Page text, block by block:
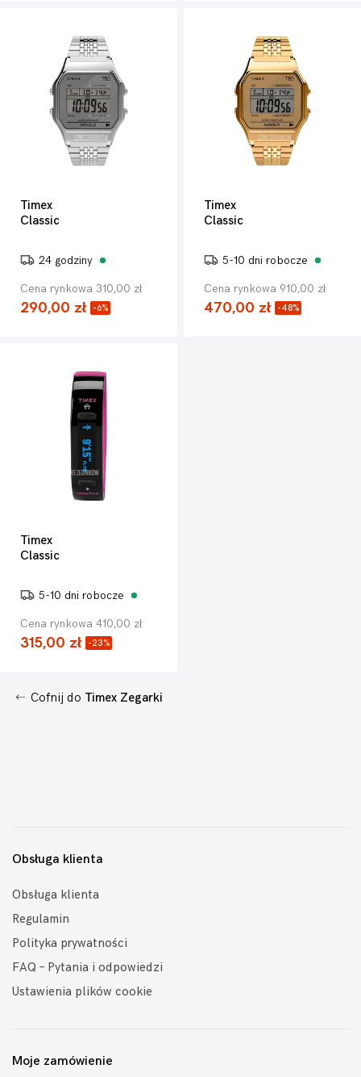
Timex
Classic
24 godziny
Cena rynkowa 310,00 zł
290,00 zł -6%
Timex
Classic
5-10 dni robocze
Cena rynkowa 910,00 zł
470,00 zł -48%
Timex
Classic
5-10 dni robocze
Cena rynkowa 410,00 zł
315,00 zł -23%
Cofnij do Timex Zegarki
Obsługa klienta
Obsługa klienta
Regulamin
Polityka prywatności
FAQ – Pytania i odpowiedzi
Ustawienia plików cookie
Moje zamówienie